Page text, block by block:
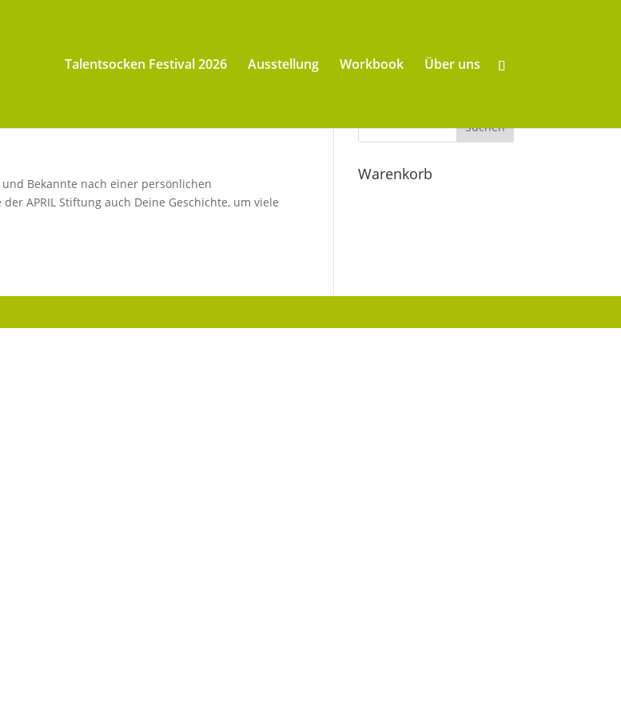
Talentsocken Festival 2026 Ausstellung Workbook Über uns
Bekannte nach einer persönlichen
APRIL Stiftung auch Deine Geschichte, um viele
Warenkorb